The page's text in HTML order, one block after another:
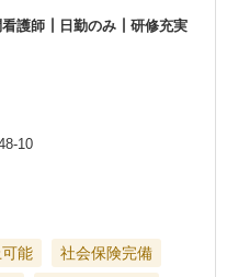
看護師┃日勤のみ┃研修充実
10
能
社会保険完備